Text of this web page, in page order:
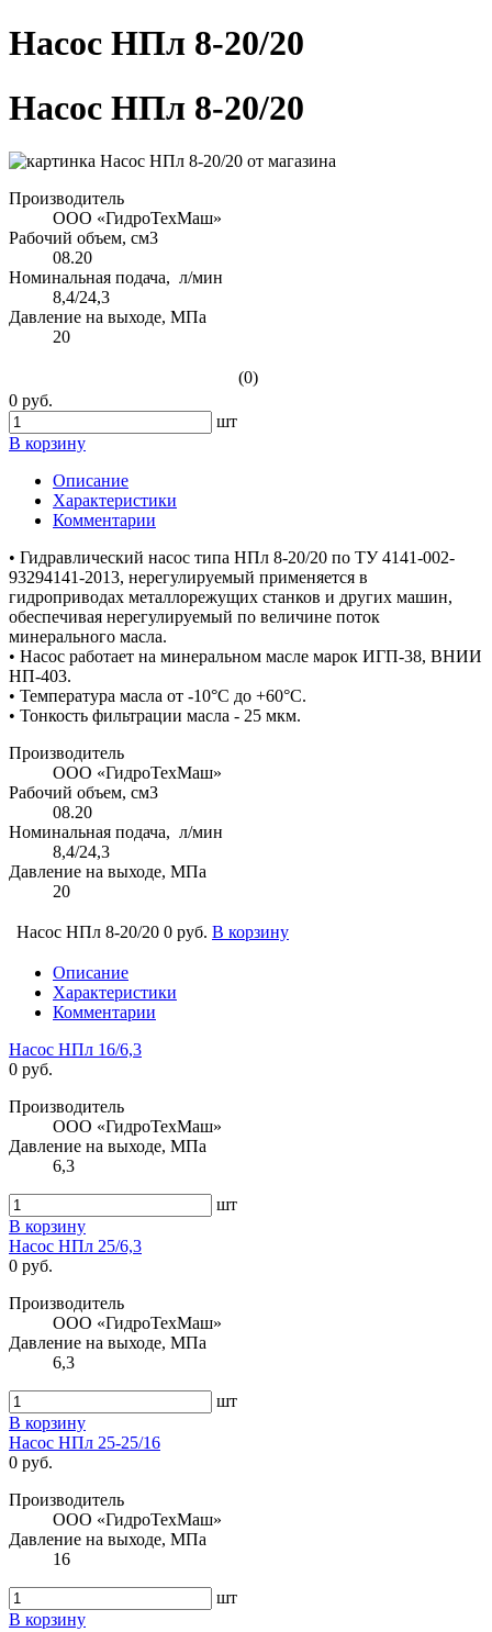
Насос НПл 8-20/20
Насос НПл 8-20/20
Производитель
ООО «ГидроТехМаш»
Рабочий объем, см3
08.20
Номинальная подача, л/мин
8,4/24,3
Давление на выходе, МПа
20
(0)
0 руб.
шт
В корзину
Описание
Характеристики
Комментарии
• Гидравлический насос типа НПл 8-20/20 по ТУ 4141-002-
93294141-2013, нерегулируемый применяется в
гидроприводах металлорежущих станков и других машин,
обеспечивая нерегулируемый по величине поток
минерального масла.
• Насос работает на минеральном масле марок ИГП-38, ВНИИ
НП-403.
• Температура масла от -10°С до +60°С.
• Тонкость фильтрации масла - 25 мкм.
Производитель
ООО «ГидроТехМаш»
Рабочий объем, см3
08.20
Номинальная подача, л/мин
8,4/24,3
Давление на выходе, МПа
20
Насос НПл 8-20/20 0 руб. В корзину
Описание
Характеристики
Комментарии
Насос НПл 16/6,3
0 руб.
Производитель
ООО «ГидроТехМаш»
Давление на выходе, МПа
6,3
шт
В корзину
Насос НПл 25/6,3
0 руб.
Производитель
ООО «ГидроТехМаш»
Давление на выходе, МПа
6,3
шт
В корзину
Насос НПл 25-25/16
0 руб.
Производитель
ООО «ГидроТехМаш»
Давление на выходе, МПа
16
шт
В корзину